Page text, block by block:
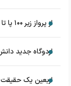
از پرواز زیر ۱۰۰ پا تا عبور از پدافند‌های گسترده دشمن
اردوگاه جدید
اربعین یک حقیقت